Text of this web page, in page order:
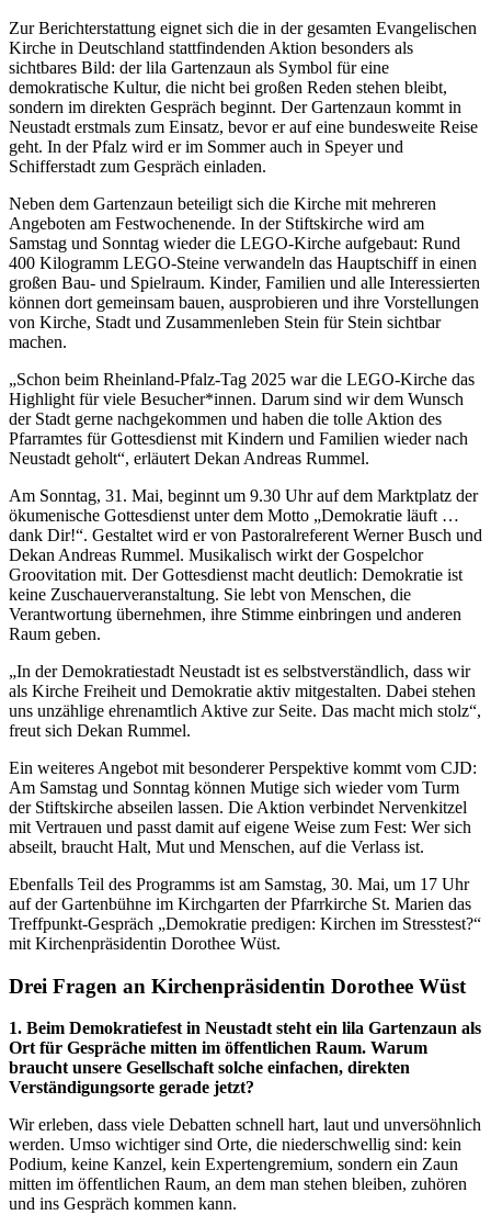
Zur Berichterstattung eignet sich die in der gesamten Evangelischen
Kirche in Deutschland stattfindenden Aktion besonders als
sichtbares Bild: der lila Gartenzaun als Symbol für eine
demokratische Kultur, die nicht bei großen Reden stehen bleibt,
sondern im direkten Gespräch beginnt. Der Gartenzaun kommt in
Neustadt erstmals zum Einsatz, bevor er auf eine bundesweite Reise
geht. In der Pfalz wird er im Sommer auch in Speyer und
Schifferstadt zum Gespräch einladen.
Neben dem Gartenzaun beteiligt sich die Kirche mit mehreren
Angeboten am Festwochenende. In der Stiftskirche wird am
Samstag und Sonntag wieder die LEGO-Kirche aufgebaut: Rund
400 Kilogramm LEGO-Steine verwandeln das Hauptschiff in einen
großen Bau- und Spielraum. Kinder, Familien und alle Interessierten
können dort gemeinsam bauen, ausprobieren und ihre Vorstellungen
von Kirche, Stadt und Zusammenleben Stein für Stein sichtbar
machen.
„Schon beim Rheinland-Pfalz-Tag 2025 war die LEGO-Kirche das
Highlight für viele Besucher*innen. Darum sind wir dem Wunsch
der Stadt gerne nachgekommen und haben die tolle Aktion des
Pfarramtes für Gottesdienst mit Kindern und Familien wieder nach
Neustadt geholt“, erläutert Dekan Andreas Rummel.
Am Sonntag, 31. Mai, beginnt um 9.30 Uhr auf dem Marktplatz der
ökumenische Gottesdienst unter dem Motto „Demokratie läuft …
dank Dir!“. Gestaltet wird er von Pastoralreferent Werner Busch und
Dekan Andreas Rummel. Musikalisch wirkt der Gospelchor
Groovitation mit. Der Gottesdienst macht deutlich: Demokratie ist
keine Zuschauerveranstaltung. Sie lebt von Menschen, die
Verantwortung übernehmen, ihre Stimme einbringen und anderen
Raum geben.
„In der Demokratiestadt Neustadt ist es selbstverständlich, dass wir
als Kirche Freiheit und Demokratie aktiv mitgestalten. Dabei stehen
uns unzählige ehrenamtlich Aktive zur Seite. Das macht mich stolz“,
freut sich Dekan Rummel.
Ein weiteres Angebot mit besonderer Perspektive kommt vom CJD:
Am Samstag und Sonntag können Mutige sich wieder vom Turm
der Stiftskirche abseilen lassen. Die Aktion verbindet Nervenkitzel
mit Vertrauen und passt damit auf eigene Weise zum Fest: Wer sich
abseilt, braucht Halt, Mut und Menschen, auf die Verlass ist.
Ebenfalls Teil des Programms ist am Samstag, 30. Mai, um 17 Uhr
auf der Gartenbühne im Kirchgarten der Pfarrkirche St. Marien das
Treffpunkt-Gespräch „Demokratie predigen: Kirchen im Stresstest?“
mit Kirchenpräsidentin Dorothee Wüst.
Drei Fragen an Kirchenpräsidentin Dorothee Wüst
1. Beim Demokratiefest in Neustadt steht ein lila Gartenzaun als
Ort für Gespräche mitten im öffentlichen Raum. Warum
braucht unsere Gesellschaft solche einfachen, direkten
Verständigungsorte gerade jetzt?
Wir erleben, dass viele Debatten schnell hart, laut und unversöhnlich
werden. Umso wichtiger sind Orte, die niederschwellig sind: kein
Podium, keine Kanzel, kein Expertengremium, sondern ein Zaun
mitten im öffentlichen Raum, an dem man stehen bleiben, zuhören
und ins Gespräch kommen kann.